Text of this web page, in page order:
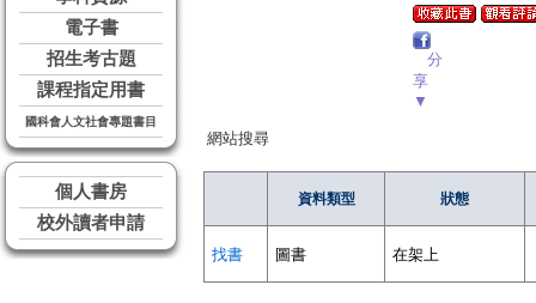
電子書
招生考古題
課程指定用書
國科會人文社會專題書目
個人書房
校外讀者申請
分
享
▼
網站搜尋
資料類型 狀態
找書 圖書 在架上